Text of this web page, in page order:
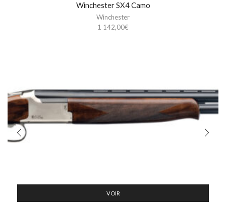
Winchester SX4 Camo
Winchester
1 142,00€
VOIR